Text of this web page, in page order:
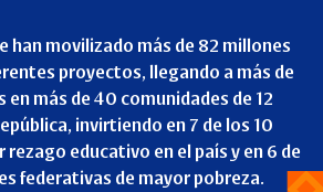
han movilizado más de 82 millones
proyectos, llegando a más de
en más de 40 comunidades de 12
invirtiendo en 7 de los 10
educativo en el país y en 6 de
federativas de mayor pobreza.